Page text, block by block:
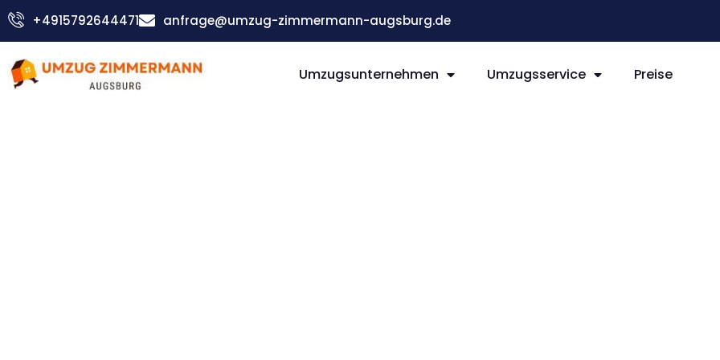
Zum
Inhalt
+4915792644471 anfrage@umzug-zimmermann-augsburg.de
Umzugsunternehmen Umzugsservice Preise